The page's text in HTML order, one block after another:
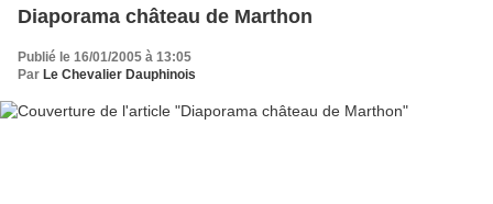
Diaporama château de Marthon
Publié le 16/01/2005 à 13:05
Par Le Chevalier Dauphinois